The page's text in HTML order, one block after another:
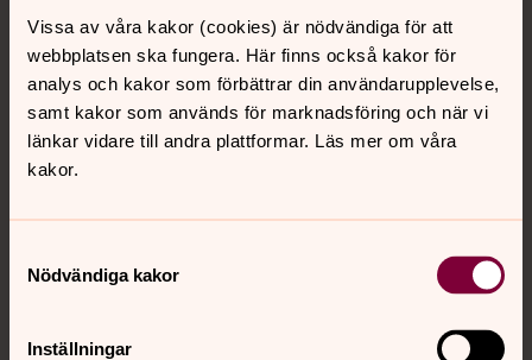
Vissa av våra kakor (cookies) är nödvändiga för att
webbplatsen ska fungera. Här finns också kakor för
analys och kakor som förbättrar din användarupplevelse,
samt kakor som används för marknadsföring och när vi
länkar vidare till andra plattformar. Läs mer om våra
kakor.
Nödvändiga kakor
Inställningar
Kontakt
Kalender
Sociala kanaler